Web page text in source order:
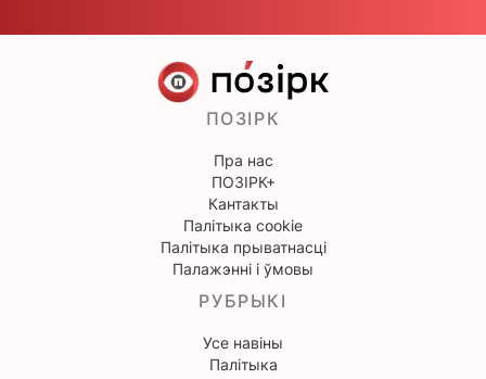
ПОЗІРК
Пра нас
ПОЗІРК+
Кантакты
Палітыка cookie
Палітыка прыватнасці
Палажэнні і ўмовы
РУБРЫКІ
Усе навіны
Палітыка